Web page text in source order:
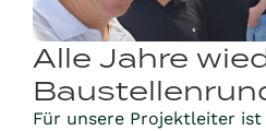
Alle Jahre
Für unsere Projektleiter ist